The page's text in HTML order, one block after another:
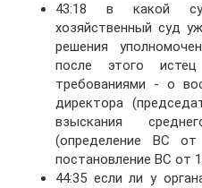
43:18 в какой
хозяйственный суд
решения
после этого
требованиями - о
директора
взыскания
(определение ВС от
постановление ВС от
44:35 если ли у